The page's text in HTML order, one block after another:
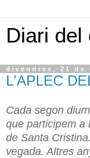
Diari del
divendres, 21 de
L'APLEC
Cada segon
que participem a
de Santa
vegada. Altres